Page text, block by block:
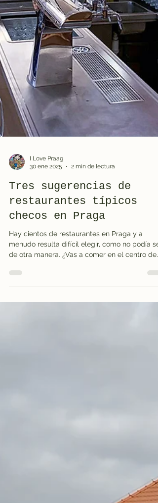
30 ene 2025
2 min de lectura
Tres sugerencias de
restaurantes típicos
checos en Praga
Hay cientos de restaurantes en Praga y a
de otra manera. ¿Vas a comer en el centro de